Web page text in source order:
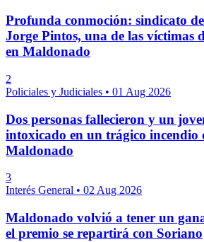
Profunda conmoción: sindicato
Jorge Pintos, una de las víctimas
en Maldonado
2
Policiales y Judiciales • 01 Aug 2026
Dos personas fallecieron y un
intoxicado en un trágico incendio
Maldonado
3
Interés General • 02 Aug 2026
Maldonado volvió a tener un
el premio se repartirá con Soriano